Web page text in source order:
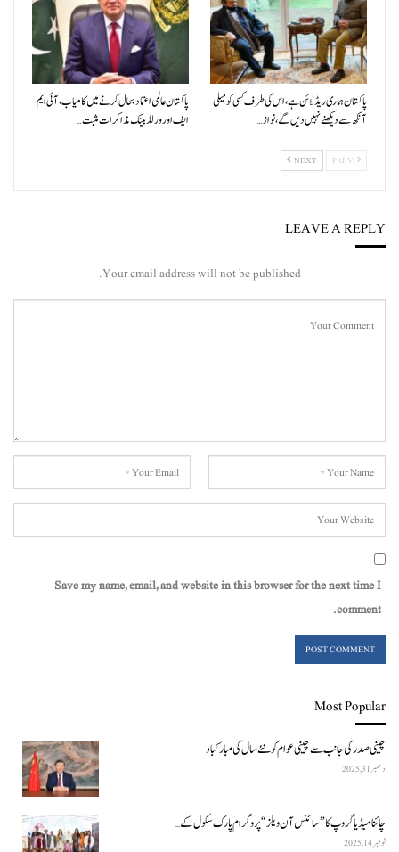
پاکستان ہماری ریڈ لائن ہے، اس کی طرف کسی کو میلی
آنکھ سے دیکھنے نہیں دیں گے، نواز…
پاکستان عالمی اعتماد بحال کرنے میں کامیاب، آئی ایم
ایف اور ورلڈ بینک مذاکرات مثبت…
NEXT
LEAVE A REPLY
Your email address will not be published.
Save my name, email, and website in this browser for the next time I
comment.
Most Popular
چینی صدر کی جانب سے چینی عوام کو نئے سال کی مبارکباد
دسمبر 31, 2025
چائنا میڈیا گروپ کا ”سائنس آن ویلز“ پروگرام پارک سکول کے…
نومبر 14, 2025